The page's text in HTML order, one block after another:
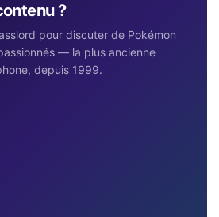
?
pour discuter de Pokémon
— la plus ancienne
depuis 1999.